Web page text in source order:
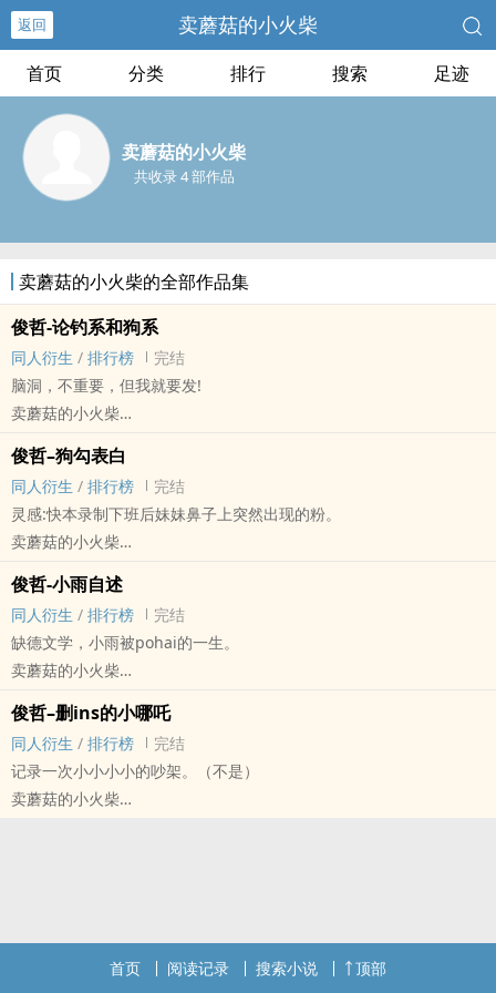
返回 卖蘑菇的小火柴
首页 分类 排行 搜索 足迹
卖蘑菇的小火柴
共收录 4 部作品
卖蘑菇的小火柴的全部作品集
俊哲-论钓系和狗系
同人衍生 / 排行榜
完结
脑洞，不重要，但我就要发!
卖蘑菇的小火柴
完结
现实向，俊哲rps。
钓系戏疯子与外表雪媚娘内心脏脏包的狗系傻子间的巅峰对决。
灵感:真正的猎手，往往都是以猎物的姿态出场。
基本遵循时间线，部分虚构。
ooc警告。
俊哲–狗勾表白
同人衍生 / 排行榜
完结
灵感:快本录制下班后妹妹鼻子上突然出现的粉。
卖蘑菇的小火柴
短篇 - 完结
快本惊天巨糖中的其中一颗。
小脑洞，ooc警告。
俊哲。
俊哲-小雨自述
同人衍生 / 排行榜
完结
缺德文学，小雨被pohai的一生。
卖蘑菇的小火柴
短篇 - 完结
俊哲–删ins的小哪吒
同人衍生 / 排行榜
完结
记录一次小小小小的吵架。（不是）
卖蘑菇的小火柴
首页 阅读记录 搜索小说 顶部